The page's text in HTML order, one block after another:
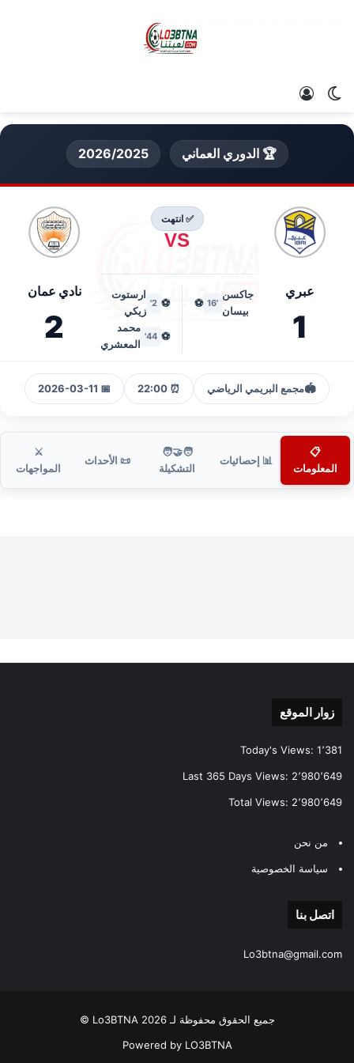
الوضع المظلم
🏆 الدوري العماني 2026/2025
عبري
1
✅ انتهت
VS
جاكسن
بيسان
'16
⚽
⚽
2'
ارستوت
زيكي
⚽
44'
محمد
المعشري
نادي عمان
2
🏟️مجمع البريمي الرياضي ⏰ 22:00
📅 2026-03-11
📋
المعلومات
📊 إحصائيات
🧑‍🤝‍🧑
التشكيلة
📜 الأحداث
⚔️
المواجهات
زوار الموقع
Today's Views: 1٬381
Last 365 Days Views: 2٬980٬649
Total Views: 2٬980٬649
من نحن
سياسة الخصوصية
اتصل بنا
Lo3btna@gmail.com
جميع الحقوق محفوظة لـ Lo3BTNA 2026 ©
Powered by LO3BTNA